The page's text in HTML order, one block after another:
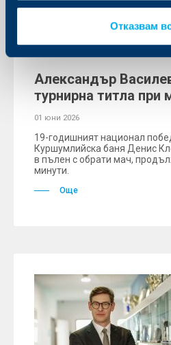
Отказвам
Александър
турнирна титла при
01 юни 2026
19-годишният национал
Куршумлийска баня Денис
в пълен с обрати мач,
минути.
Още